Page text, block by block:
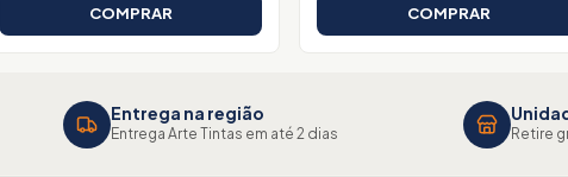
COMPRAR COMPRAR
Entrega na região
Entrega Arte Tintas em até 2 dias Retire